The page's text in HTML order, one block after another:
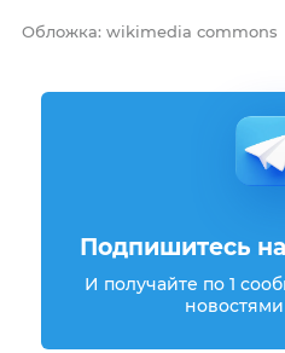
Обложка: wikimedia commons
Подпишитесь
И получайте по 1